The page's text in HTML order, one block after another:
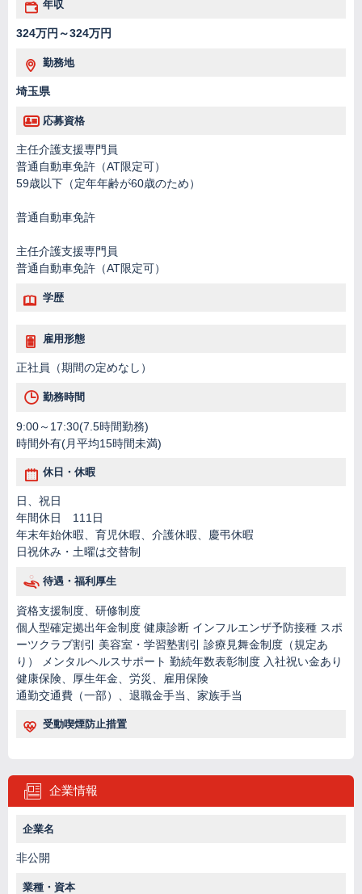
年収
324万円～324万円
勤務地
埼玉県
応募資格
主任介護支援専門員
普通自動車免許（AT限定可）
59歳以下（定年年齢が60歳のため）
普通自動車免許
主任介護支援専門員
普通自動車免許（AT限定可）
学歴
雇用形態
正社員（期間の定めなし）
勤務時間
9:00～17:30(7.5時間勤務)
時間外有(月平均15時間未満)
休日・休暇
日、祝日
年間休日 111日
年末年始休暇、育児休暇、介護休暇、慶弔休暇
日祝休み・土曜は交替制
待遇・福利厚生
資格支援制度、研修制度
個人型確定拠出年金制度 健康診断 インフルエンザ予防接種 スポ
ーツクラブ割引 美容室・学習塾割引 診療見舞金制度（規定あ
り） メンタルヘルスサポート 勤続年数表彰制度 入社祝い金あり
健康保険、厚生年金、労災、雇用保険
通勤交通費（一部）、退職金手当、家族手当
受動喫煙防止措置
企業情報
企業名
非公開
業種・資本